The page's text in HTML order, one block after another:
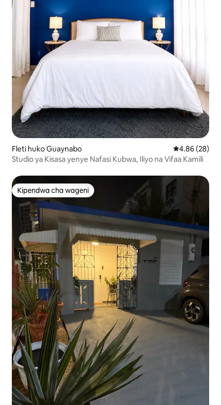
Fleti huko Guaynabo Ukadiriaji wa
4.86 (28)
Studio ya Kisasa yenye Nafasi Kubwa, Iliyo na Vifaa Kamili
Kipendwa cha wageni
Kipendwa cha wageni